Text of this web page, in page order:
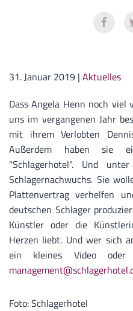
31. Januar 2019 | Aktuelles
Dass Angela Henn noch
uns im vergangenen Jahr
mit ihrem Verlobten
Außerdem haben sie
"Schlagerhotel". Und
Schlagernachwuchs. Sie
Plattenvertrag verhelfen
deutschen Schlager
Künstler oder die
Herzen liebt. Und wer sich
ein kleines Video
Foto: Schlagerhotel